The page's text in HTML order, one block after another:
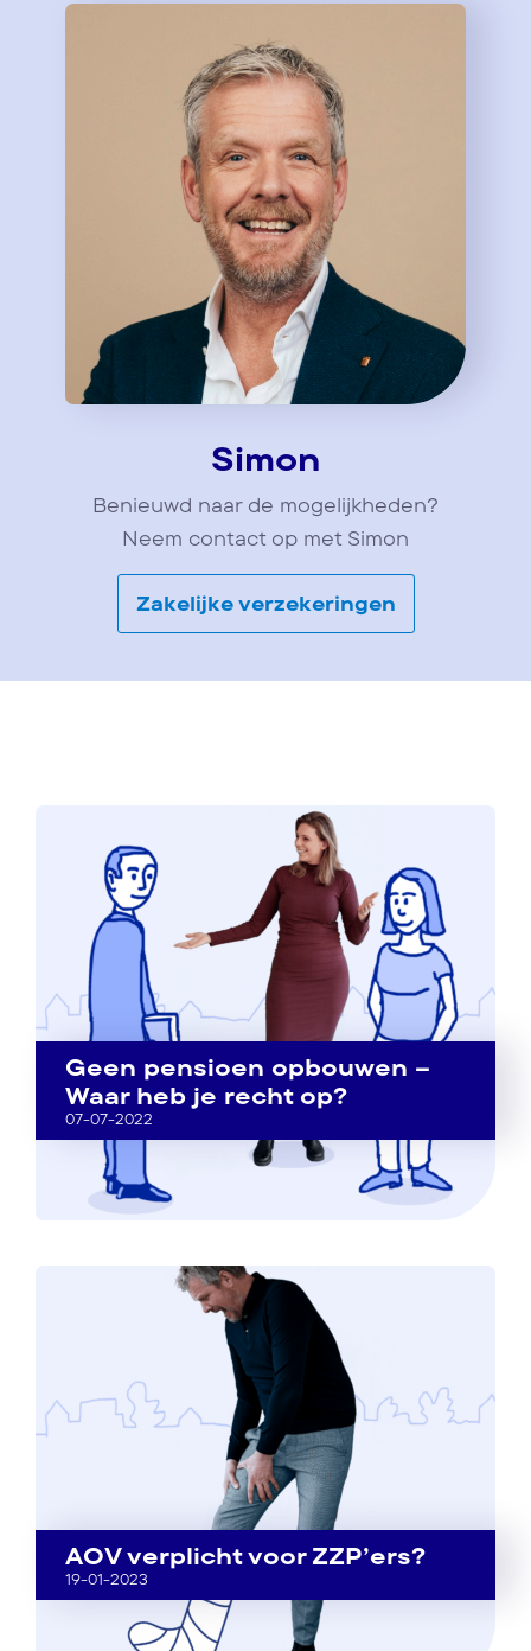
Simon
Benieuwd naar de mogelijkheden?
Neem contact op met Simon
Zakelijke verzekeringen
Geen pensioen opbouwen –
Waar heb je recht op?
07-07-2022
AOV verplicht voor ZZP’ers?
19-01-2023